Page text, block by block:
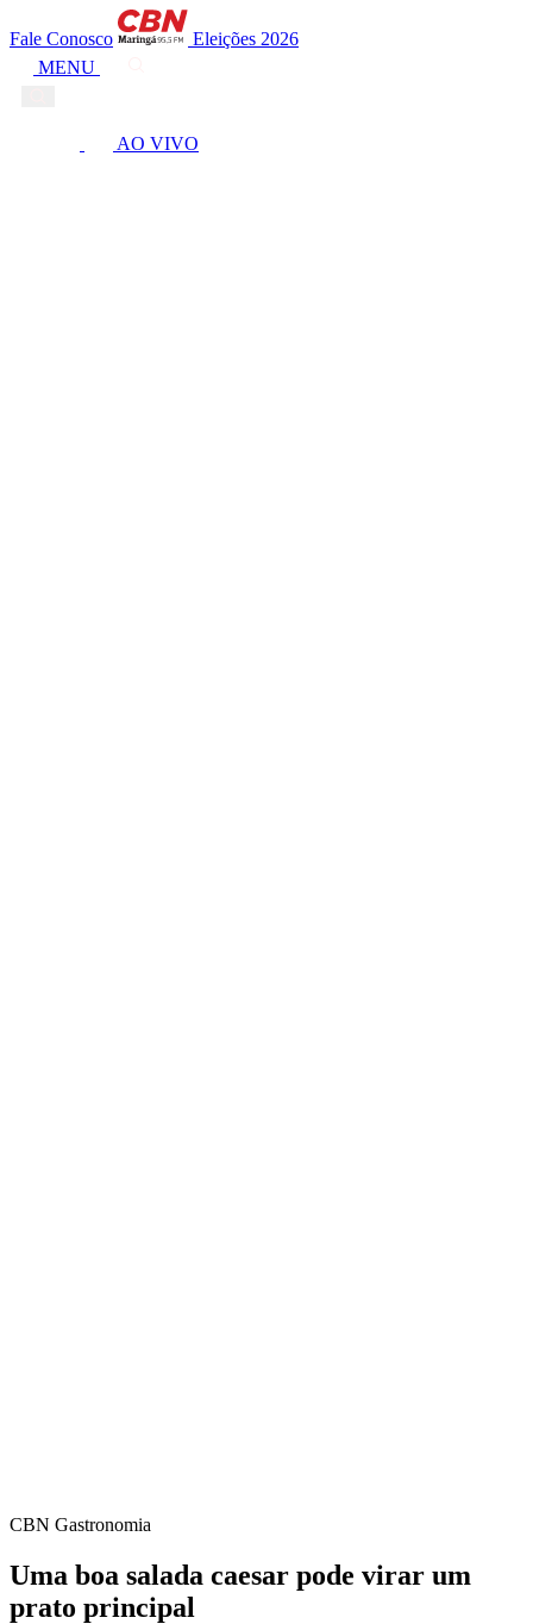
Fale Conosco
Eleições 2026
MENU
AO VIVO
CBN Gastronomia
Uma boa salada caesar pode virar um
prato principal